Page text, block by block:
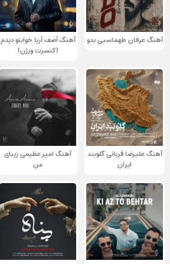
آهنگ عرفان طهماسبی بدو
آهنگ آصف آریا خوابتو دیدم
(کنسرت ورژن)
آهنگ علیرضا قربانی گلوبند
ایران
آهنگ امیر عظیمی زیبای
من